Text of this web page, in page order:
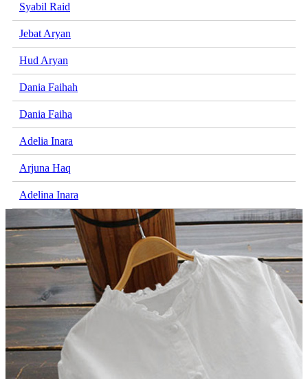
Syabil Raid
Jebat Aryan
Hud Aryan
Dania Faihah
Dania Faiha
Adelia Inara
Arjuna Haq
Adelina Inara